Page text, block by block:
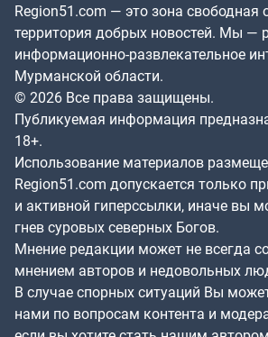
Region51.com — это зона свободная
территория добрых новостей. Мы —
информационно-развлекательное
Мурманской области.
© 2026 Все права защищены.
Публикуемая информация
18+.
Использование материалов
Region51.com допускается только
и активной гиперссылки, иначе вы
гнев суровых северных Богов.
Мнение редакции может не всегда
мнением авторов и недовольных
В случае спорных ситуаций Вы
нами по вопросам контента и